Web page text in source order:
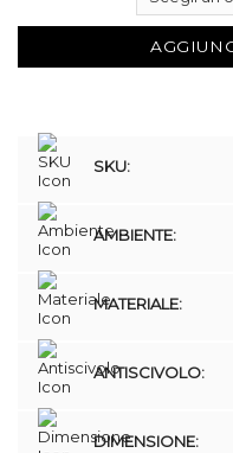
SKU:
AMBIENTE:
MATERIALE:
ANTISCIVOLO:
DIMENSIONE: